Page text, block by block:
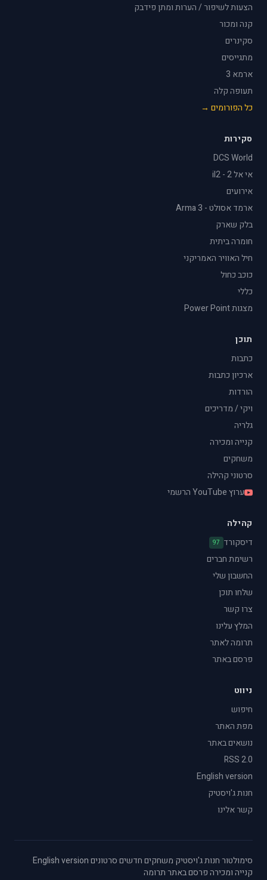
הצעות לשיפור / הערות ומתן פידבק
קנה ומכור
סקינרים
מתגייסים
ארמא 3
תעופה קלה
כל הפורומים →
סקירות
DCS World
אי אל 2 - il2
אירועים
ארמד אסולט - Arma 3
בלק שארק
חומרה ביתית
חיל האוויר האמריקני
כוכב כחול
כללי
מצגות Power Point
תוכן
כתבות
ארכיון כתבות
הורדות
ויקי / מדריכים
גלריה
קנייה ומכירה
משחקים
סרטוני קהילה
ערוץ YouTube הרשמי
קהילה
דיסקורד 97
רשימת חברים
החשבון שלי
שלחו תוכן
צרו קשר
המלץ עלינו
תרומה לאתר
פרסם באתר
ניווט
חיפוש
מפת האתר
נושאים באתר
RSS 2.0
English version
חנות ג'ויסטיק
קשר אלינו
סימולטור·חנות ג'ויסטיק·משחקים חדשים·סרטונים·
English version
·
קנייה ומכירה·פרסם באתר·תרומה